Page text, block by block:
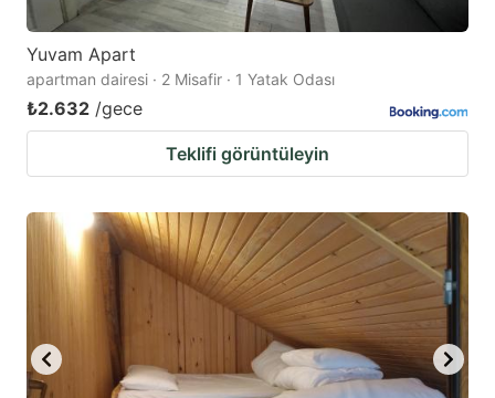
Yuvam Apart
apartman dairesi · 2 Misafir · 1 Yatak Odası
₺2.632 /gece
Teklifi görüntüleyin